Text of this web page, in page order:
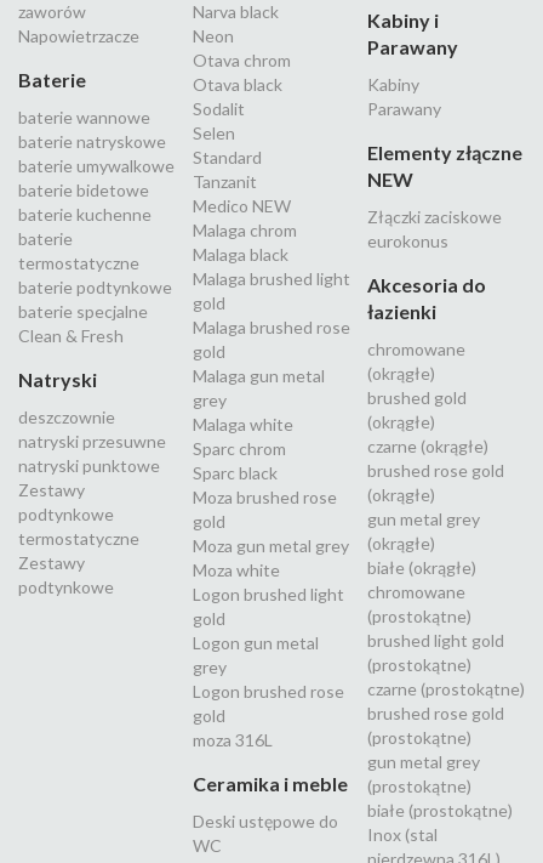
zaworów
Napowietrzacze
Baterie
baterie wannowe
baterie natryskowe
baterie umywalkowe
baterie bidetowe
baterie kuchenne
baterie
termostatyczne
baterie podtynkowe
baterie specjalne
Clean & Fresh
Natryski
deszczownie
natryski przesuwne
natryski punktowe
Zestawy
podtynkowe
termostatyczne
Zestawy
podtynkowe
Narva black
Neon
Otava chrom
Otava black
Sodalit
Selen
Standard
Tanzanit
Medico NEW
Malaga chrom
Malaga black
Malaga brushed light
gold
Malaga brushed rose
gold
Malaga gun metal
grey
Malaga white
Sparc chrom
Sparc black
Moza brushed rose
gold
Moza gun metal grey
Moza white
Logon brushed light
gold
Logon gun metal
grey
Logon brushed rose
gold
moza 316L
Ceramika i meble
Deski ustępowe do
WC
Kabiny i
Parawany
Kabiny
Parawany
Elementy złączne
NEW
Złączki zaciskowe
eurokonus
Akcesoria do
łazienki
chromowane
(okrągłe)
brushed gold
(okrągłe)
czarne (okrągłe)
brushed rose gold
(okrągłe)
gun metal grey
(okrągłe)
białe (okrągłe)
chromowane
(prostokątne)
brushed light gold
(prostokątne)
czarne (prostokątne)
brushed rose gold
(prostokątne)
gun metal grey
(prostokątne)
białe (prostokątne)
Inox (stal